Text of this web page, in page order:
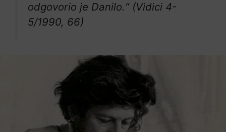
odgovorio je Danilo.“ (Vidici 4-
5/1990, 66)